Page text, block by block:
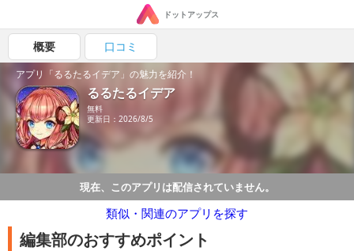
ドットアップス
概要 口コミ
アプリ「るるたるイデア」の魅力を紹介！
るるたるイデア
無料
更新日：2026/8/5
現在、このアプリは配信されていません。
類似・関連のアプリを探す
編集部のおすすめポイント